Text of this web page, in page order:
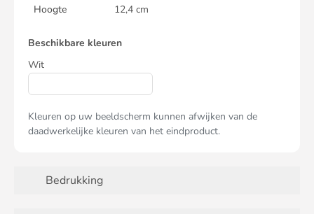
Hoogte
12,4 cm
Beschikbare kleuren
Wit
Kleuren op uw beeldscherm kunnen afwijken van de
daadwerkelijke kleuren van het eindproduct.
Bedrukking